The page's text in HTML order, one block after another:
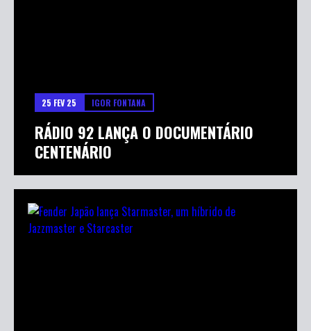
25 FEV 25 IGOR FONTANA
RÁDIO 92 LANÇA O DOCUMENTÁRIO
CENTENÁRIO